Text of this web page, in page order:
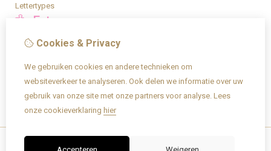
Lettertypes
Extra
Algemene voorwaarden
Mijn account
Inloggen
Bestelhistorie
Verlanglijst
Cookies & Privacy
We gebruiken cookies en andere technieken om
websiteverkeer te analyseren. Ook delen we informatie over uw
gebruik van onze site met onze partners voor analyse. Lees
onze cookieverklaring hier